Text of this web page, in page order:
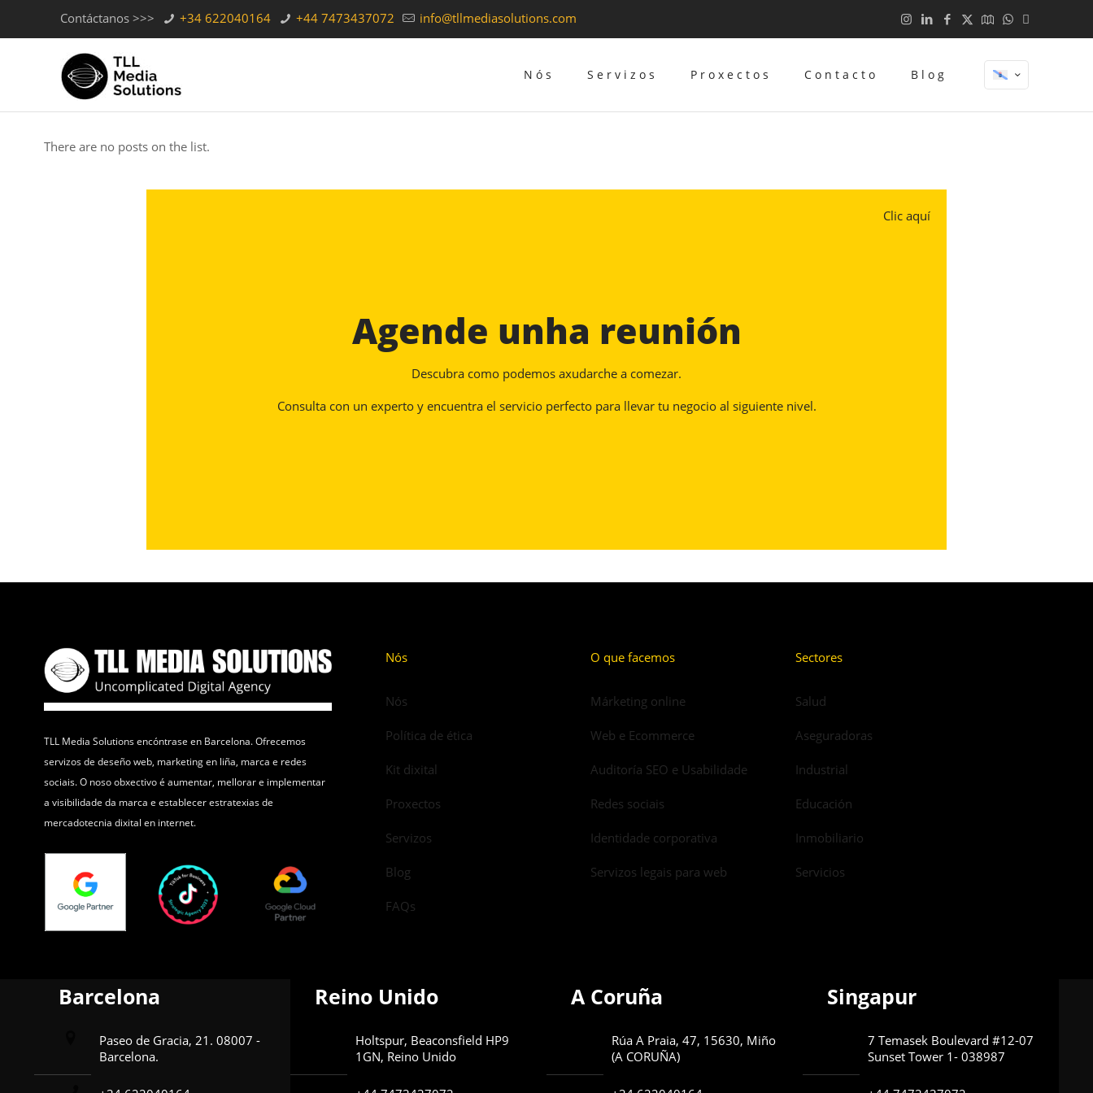
Contáctanos >>> +34 622040164 +44 7473437072 info@tllmediasolutions.com
Nós Servizos Proxectos Contacto Blog
There are no posts on the list.
Clic aquí
Agende unha reunión
Descubra como podemos axudarche a comezar.
Consulta con un experto y encuentra el servicio perfecto para llevar tu negocio al siguiente nivel.
TLL Media Solutions encóntrase en Barcelona. Ofrecemos
servizos de deseño web, marketing en liña, marca e redes
sociais. O noso obxectivo é aumentar, mellorar e implementar
a visibilidade da marca e establecer estratexias de
mercadotecnia dixital en internet.
Nós
Nós
Política de ética
Kit dixital
Proxectos
Servizos
Blog
FAQs
O que facemos
Márketing online
Web e Ecommerce
Auditoría SEO e Usabilidade
Redes sociais
Identidade corporativa
Servizos legais para web
Sectores
Salud
Aseguradoras
Industrial
Educación
Inmobiliario
Servicios
Barcelona
Paseo de Gracia, 21. 08007 -
Barcelona.
Reino Unido
Holtspur, Beaconsfield HP9
1GN, Reino Unido
A Coruña
Rúa A Praia, 47, 15630, Miño
(A CORUÑA)
Singapur
7 Temasek Boulevard #12-07
Sunset Tower 1- 038987